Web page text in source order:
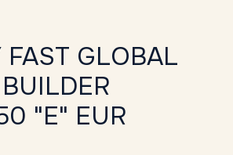
FAST GLOBAL
"E" EUR